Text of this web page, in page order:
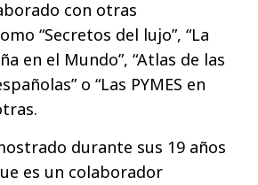
con otras
“Secretos del lujo”, “La
en el Mundo”, “Atlas de las
o “Las PYMES en
durante sus 19 años
es un colaborador